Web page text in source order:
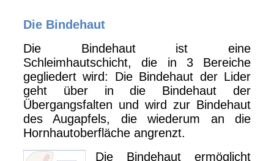
Die Bindehaut
Die Bindehaut ist eine
Schleimhautschicht, die in 3 Bereiche
gegliedert wird: Die Bindehaut der Lider
geht über in die Bindehaut der
Übergangsfalten und wird zur Bindehaut
des Augapfels, die wiederum an die
Hornhautoberfläche angrenzt.
Die Bindehaut ermöglicht